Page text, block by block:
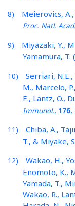
8) Meierovics, A.,
Proc. Natl.
9) Miyazaki, Y.,
Yamamura, T. (
10) Serriari, N.E.,
M., Marcelo,
E., Lantz, O.,
Immunol., 176,
11) Chiba, A.,
T., & Miyake,
12) Wakao, H.,
Enomoto, K.,
Yamada, T.,
Wakao, R.,